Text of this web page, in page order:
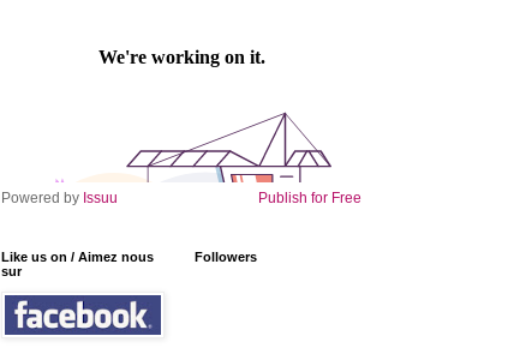
Powered by Issuu Publish for Free
Like us on / Aimez nous
sur
Followers